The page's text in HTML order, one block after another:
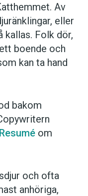
Av
eller
kallas. Folk dör,
boende och
kan ta hand
bakom
Resumé om
och ofta
anhöriga,